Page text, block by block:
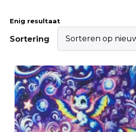
Enig resultaat
Sortering